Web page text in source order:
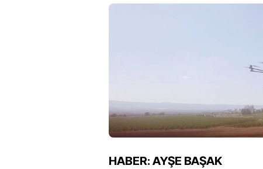
HABER: AYŞE BAŞAK